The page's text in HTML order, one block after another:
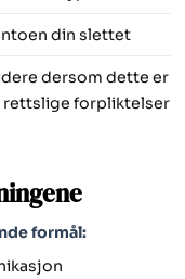
din slettet
dersom dette er
rettslige forpliktelser
formål: